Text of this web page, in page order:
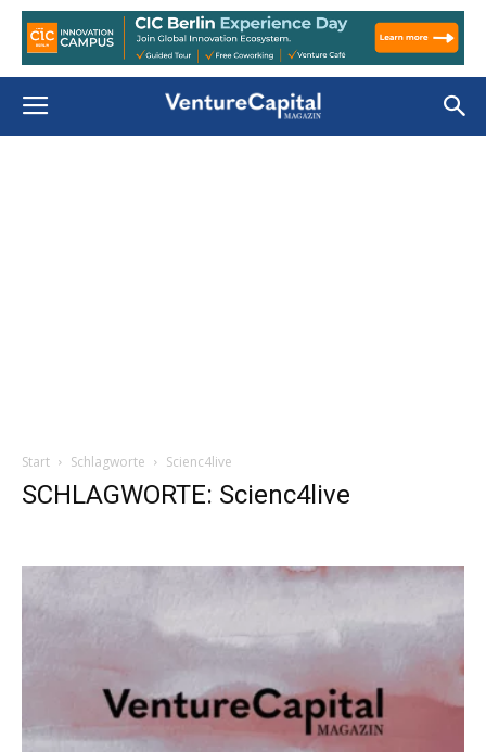
Start Schlagworte Scienc4live
SCHLAGWORTE: Scienc4live